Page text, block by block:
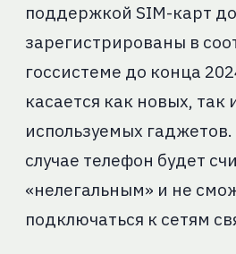
поддержкой SIM-карт
зарегистрированы в
госсистеме до конца
касается как новых, так
используемых
случае телефон будет
«нелегальным» и не
подключаться к сетям